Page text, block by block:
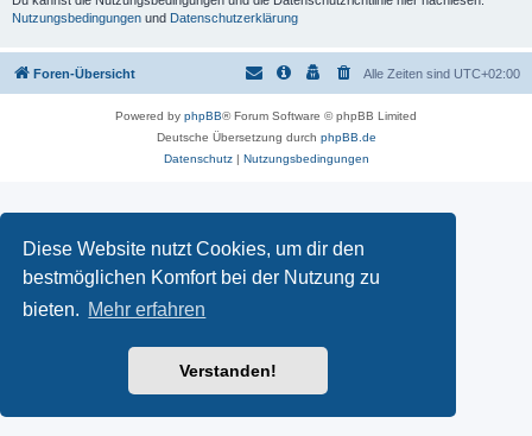
Diese Website nutzt Cookies, um dir den
bestmöglichen Komfort bei der Nutzung zu
bieten. Mehr erfahren
Verstanden!
Nutzungsbedingungen und Datenschutzerklärung
Foren-Übersicht Alle Zeiten sind UTC+02:00
Powered by phpBB® Forum Software © phpBB Limited
Deutsche Übersetzung durch phpBB.de
Datenschutz| Nutzungsbedingungen